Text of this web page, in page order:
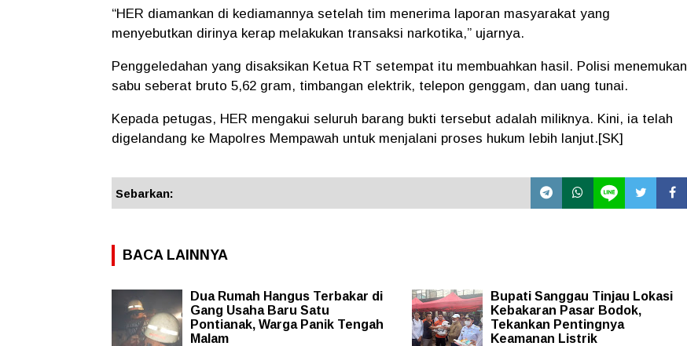
“HER diamankan di kediamannya setelah tim menerima laporan masyarakat yang
menyebutkan dirinya kerap melakukan transaksi narkotika,” ujarnya.
Penggeledahan yang disaksikan Ketua RT setempat itu membuahkan hasil. Polisi menemukan
sabu seberat bruto 5,62 gram, timbangan elektrik, telepon genggam, dan uang tunai.
Kepada petugas, HER mengakui seluruh barang bukti tersebut adalah miliknya. Kini, ia telah
digelandang ke Mapolres Mempawah untuk menjalani proses hukum lebih lanjut.[SK]
Sebarkan:
BACA LAINNYA
Dua Rumah Hangus Terbakar di
Gang Usaha Baru Satu
Pontianak, Warga Panik Tengah
Malam
Bupati Sanggau Tinjau Lokasi
Kebakaran Pasar Bodok,
Tekankan Pentingnya
Keamanan Listrik